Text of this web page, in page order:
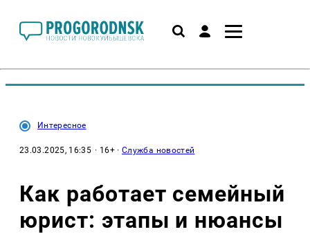
Интересное
23.03.2025, 16:35 · 16+ ·Служба новостей
Как работает семейный
юрист: этапы и нюансы